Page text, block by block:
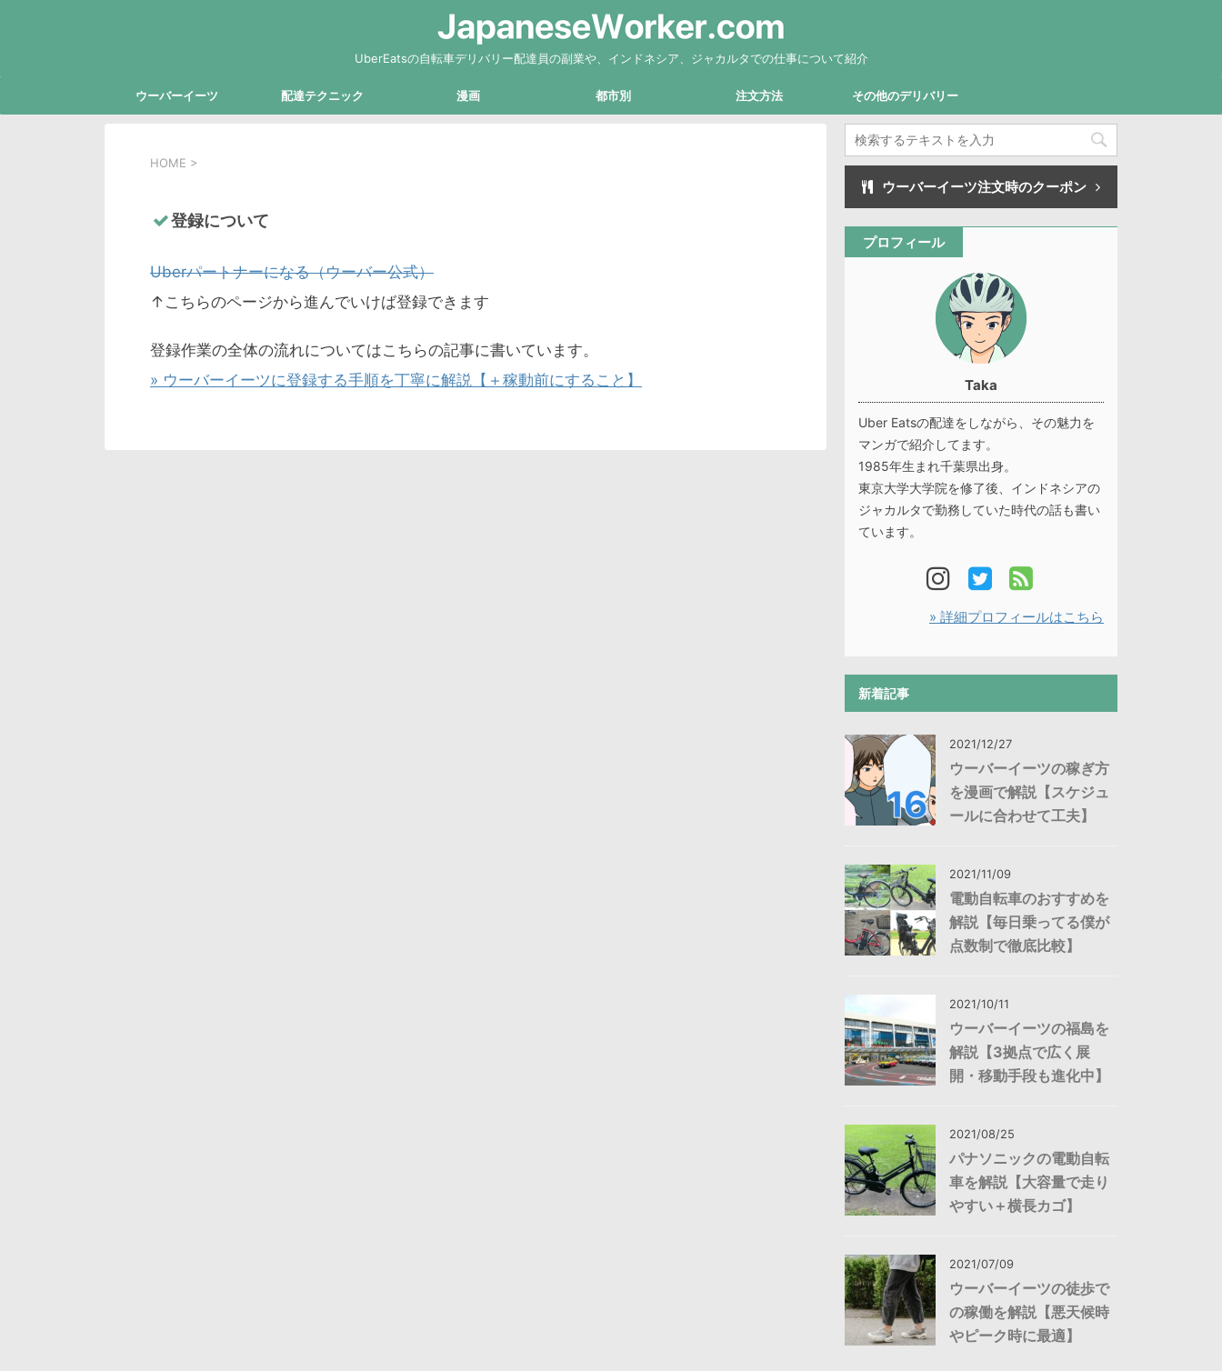
UberEatsの自転車デリバリー配達員の副業や、インドネシア、ジャカルタでの仕事について紹介
ウーバーイーツ 配達テクニック 漫画 都市別 注文方法 その他のデリバリー
HOME >
登録について
Uberパートナーになる（ウーバー公式）
↑こちらのページから進んでいけば登録できます
登録作業の全体の流れについてはこちらの記事に書いています。
» ウーバーイーツに登録する手順を丁寧に解説【＋稼動前にすること】
ウーバーイーツ注文時のクーポン
プロフィール
Taka
Uber Eatsの配達をしながら、その魅力を
マンガで紹介してます。
1985年生まれ千葉県出身。
東京大学大学院を修了後、インドネシアの
ジャカルタで勤務していた時代の話も書い
ています。
» 詳細プロフィールはこちら
新着記事
2021/12/27
ウーバーイーツの稼ぎ方
を漫画で解説【スケジュ
ールに合わせて工夫】
2021/11/09
電動自転車のおすすめを
解説【毎日乗ってる僕が
点数制で徹底比較】
2021/10/11
ウーバーイーツの福島を
解説【3拠点で広く展
開・移動手段も進化中】
2021/08/25
パナソニックの電動自転
車を解説【大容量で走り
やすい＋横長カゴ】
2021/07/09
ウーバーイーツの徒歩で
の稼働を解説【悪天候時
やピーク時に最適】